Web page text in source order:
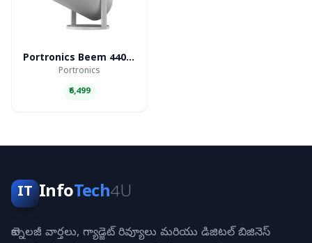
Portronics Beem 440 Smart LED Projector
Portronics
₹6,499
IT InfoTech4U
టెక్నాలజీ వార్తలు, గ్యాడ్జెట్ రివ్యూలు మరియు డిజిటల్ బిజినెస్